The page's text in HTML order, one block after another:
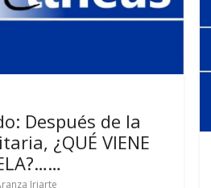
Después de la
¿QUÉ VIENE
Iriarte